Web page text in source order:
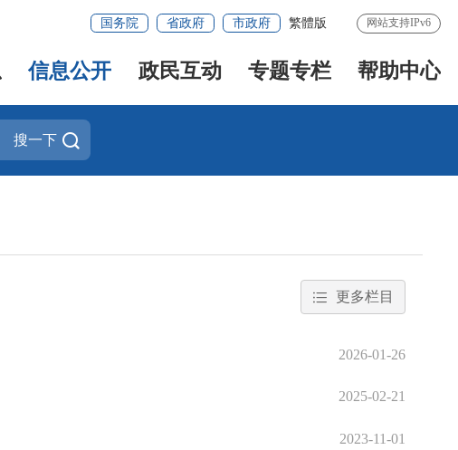
国务院 省政府 市政府 繁體版 网站支持IPv6
信息公开 政民互动 专题专栏 帮助中心
搜一下
更多栏目
2026-01-26
2025-02-21
2023-11-01